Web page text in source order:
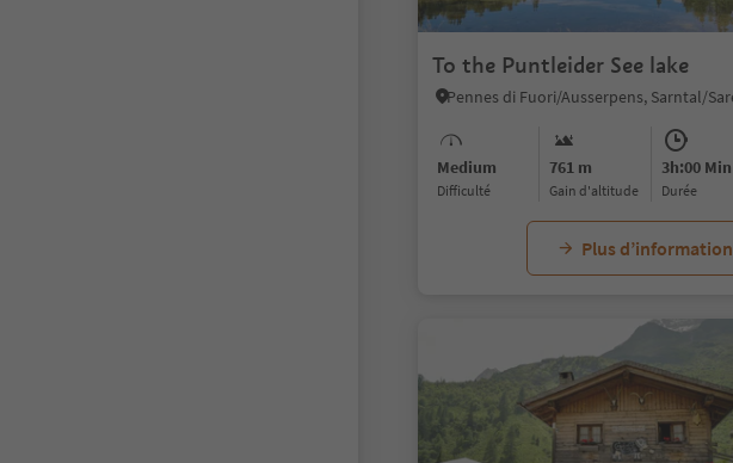
To the Puntleider See lake
Medium
Difficulté
761 m
Gain d'altitude
3h:00 Min
durée
Plus d’information